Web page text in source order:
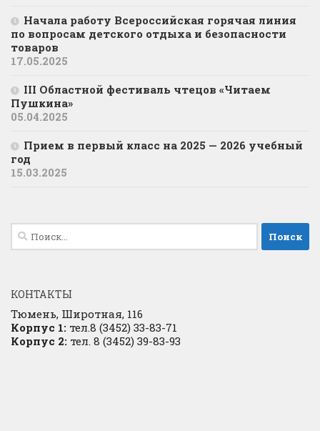
Начала работу Всероссийская горячая линия
по вопросам детского отдыха и безопасности
товаров
17.05.2025
III Областной фестиваль чтецов «Читаем
Пушкина»
05.04.2025
Прием в первый класс на 2025 — 2026 учебный
год
15.03.2025
Найти:
КОНТАКТЫ
Тюмень, Широтная, 116
Корпус 1: тел.8 (3452) 33-83-71
Корпус 2: тел. 8 (3452) 39-83-93